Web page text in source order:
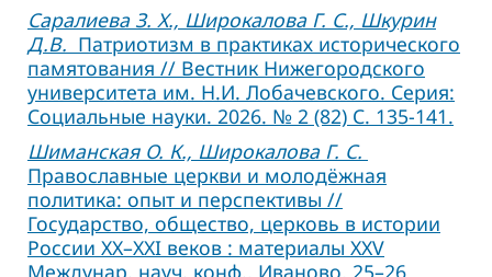
Саралиева З. Х., Широкалова Г. С., Шкурин
Д.В. Патриотизм в практиках исторического
памятования // Вестник Нижегородского
университета им. Н.И. Лобачевского. Серия:
Социальные науки. 2026. № 2 (82) С. 135-141.
Шиманская О. К., Широкалова Г. С.
Православные церкви и молодёжная
политика: опыт и перспективы //
Государство, общество, церковь в истории
России ХХ–XXI веков : материалы XXV